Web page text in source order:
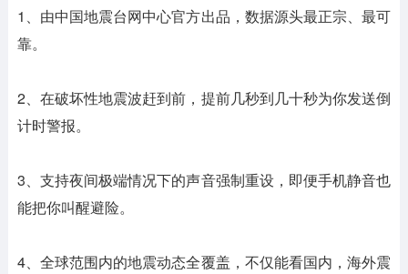
1、由中国地震台网中心官方出品，数据源头最正宗、最可
靠。
2、在破坏性地震波赶到前，提前几秒到几十秒为你发送倒
计时警报。
3、支持夜间极端情况下的声音强制重设，即便手机静音也
能把你叫醒避险。
4、全球范围内的地震动态全覆盖，不仅能看国内，海外震